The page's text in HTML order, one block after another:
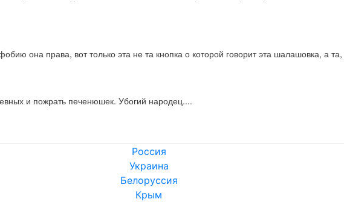
она права, вот только эта не та кнопка о которой говорит эта шалашовка, а
и пожрать печенюшек. Убогий народец....
Россия
Украина
Белоруссия
Крым